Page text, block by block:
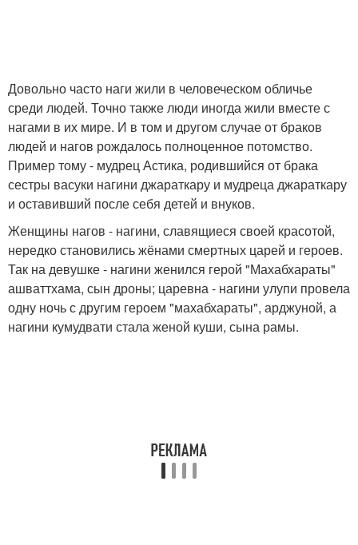
Довольно часто наги жили в человеческом обличье
среди людей. Точно также люди иногда жили вместе с
нагами в их мире. И в том и другом случае от браков
людей и нагов рождалось полноценное потомство.
Пример тому - мудрец Астика, родившийся от брака
сестры васуки нагини джараткару и мудреца джараткару
и оставивший после себя детей и внуков.
Женщины нагов - нагини, славящиеся своей красотой,
нередко становились жёнами смертных царей и героев.
Так на девушке - нагини женился герой "Махабхараты"
ашваттхама, сын дроны; царевна - нагини улупи провела
одну ночь с другим героем "махабхараты", арджуной, а
нагини кумудвати стала женой куши, сына рамы.